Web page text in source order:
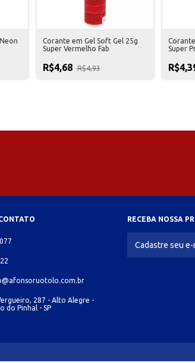
Corante em Gel Soft Gel 25g
Super Vermelho Fab
R$4,68 R$4,93
Super
287 - Alto Alegre -
do Pinhal - SP
RECEBA NOSSA